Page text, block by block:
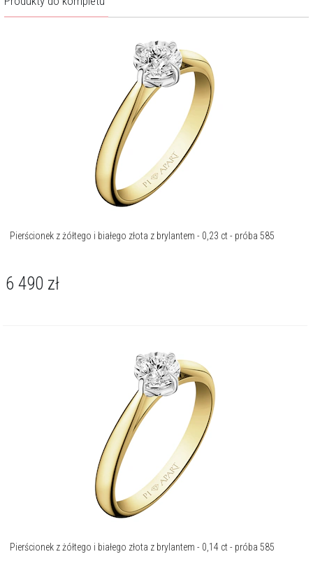
Pierścionek z żółtego i białego złota z brylantem - 0,23 ct - próba 585
6 490 zł
Pierścionek z żółtego i białego złota z brylantem - 0,14 ct - próba 585